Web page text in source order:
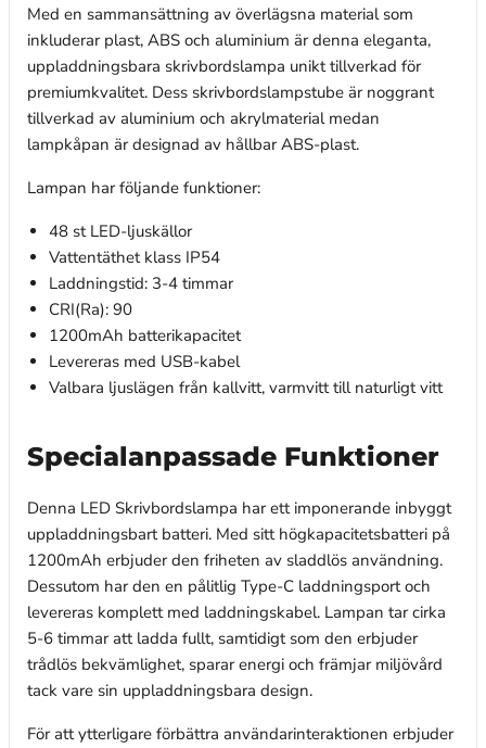
Med en sammansättning av överlägsna material som
inkluderar plast, ABS och aluminium är denna eleganta,
uppladdningsbara skrivbordslampa unikt tillverkad för
premiumkvalitet. Dess skrivbordslampstube är noggrant
tillverkad av aluminium och akrylmaterial medan
lampkåpan är designad av hållbar ABS-plast.
Lampan har följande funktioner:
48 st LED-ljuskällor
Vattentäthet klass IP54
Laddningstid: 3-4 timmar
CRI(Ra): 90
1200mAh batterikapacitet
Levereras med USB-kabel
Valbara ljuslägen från kallvitt, varmvitt till naturligt vitt
Specialanpassade Funktioner
Denna LED Skrivbordslampa har ett imponerande inbyggt
uppladdningsbart batteri. Med sitt högkapacitetsbatteri på
1200mAh erbjuder den friheten av sladdlös användning.
Dessutom har den en pålitlig Type-C laddningsport och
levereras komplett med laddningskabel. Lampan tar cirka
5-6 timmar att ladda fullt, samtidigt som den erbjuder
trådlös bekvämlighet, sparar energi och främjar miljövård
tack vare sin uppladdningsbara design.
För att ytterligare förbättra användarinteraktionen erbjuder